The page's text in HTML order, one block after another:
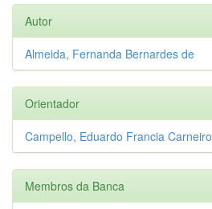
Autor
Almeida, Fernanda Bernardes de
Orientador
Campello, Eduardo Francia Carneiro
Membros da Banca